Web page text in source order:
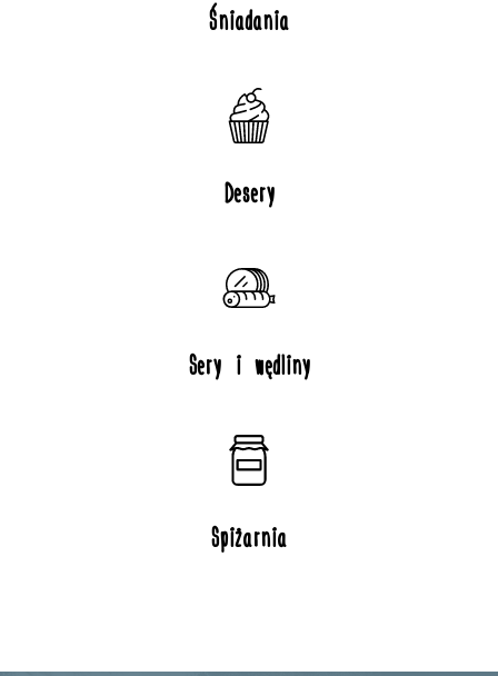
Śniadania
Desery
Sery i wędliny
Spiżarnia